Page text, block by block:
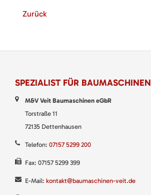
Zurück
SPEZIALIST FÜR BAUMASCHINEN
M&V Veit Baumaschinen eGbR
Torstraße 11
72135 Dettenhausen
Telefon: 07157 5299 200
Fax: 07157 5299 399
E-Mail: kontakt@baumaschinen-veit.de